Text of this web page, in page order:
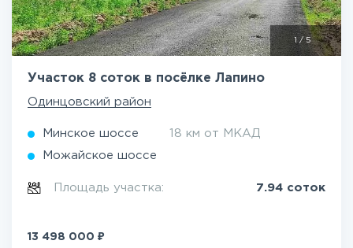
1 / 5
Участок 8 соток в посёлке Лапино
Одинцовский район
Минское шоссе 18 км от МКАД
Можайское шоссе
Площадь участка: 7.94 соток
13 498 000 ₽